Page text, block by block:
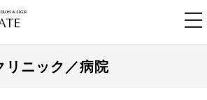
リニック／病院